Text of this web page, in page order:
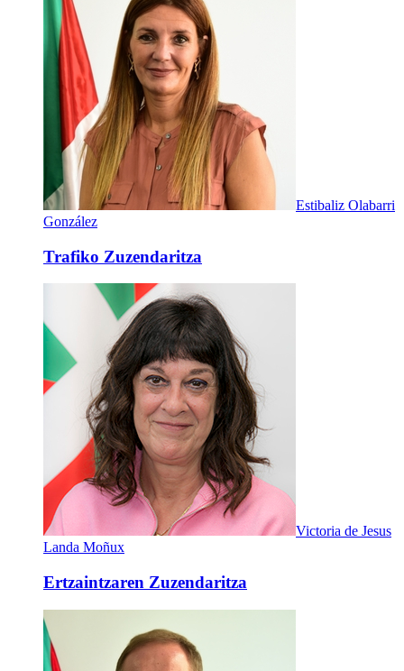
Estibaliz Olabarri
González
Trafiko Zuzendaritza
Victoria de Jesus
Landa Moñux
Ertzaintzaren Zuzendaritza